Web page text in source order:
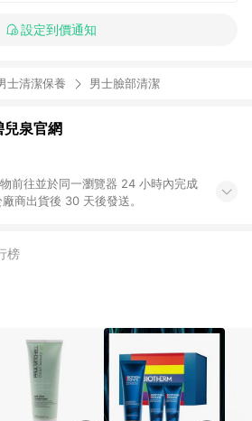
設定到價通知
士清潔保養 男士臉部清潔
兒泉官網
前往並於同一瀏覽器 24 小時內完成
商出貨後 30 天後發送。
榜